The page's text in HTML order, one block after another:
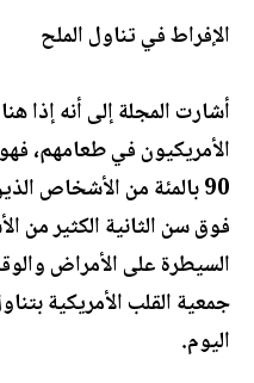
الإفراط في تناول الملح
أشارت المجلة إلى أنه إذا
الأمريكيون في طعامهم،
90 بالمئة من الأشخاص
فوق سن الثانية الكثير من
السيطرة على الأمراض
جمعية القلب الأمريكية
اليوم.